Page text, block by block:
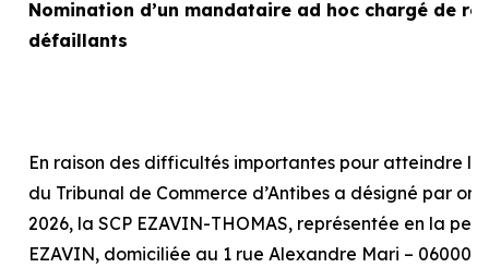
Nomination d’un mandataire ad hoc chargé de
défaillants
En raison des difficultés importantes pour atteindre le
du Tribunal de Commerce d’Antibes a désigné par
2026, la SCP EZAVIN-THOMAS, représentée en la
EZAVIN, domiciliée au 1 rue Alexandre Mari – 06000